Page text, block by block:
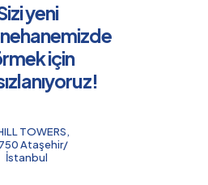
yeni
için
TOWERS,
Ataşehir/
İstanbul